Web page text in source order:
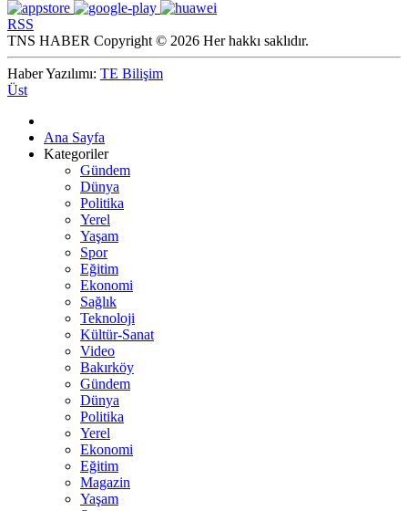
RSS
TNS HABER Copyright © 2026 Her hakkı saklıdır.
Haber Yazılımı: TE Bilişim
Üst
Ana Sayfa
Kategoriler
Gündem
Dünya
Politika
Yerel
Yaşam
Spor
Eğitim
Ekonomi
Sağlık
Teknoloji
Kültür-Sanat
Video
Bakırköy
Gündem
Dünya
Politika
Yerel
Ekonomi
Eğitim
Magazin
Yaşam